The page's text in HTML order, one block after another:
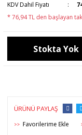
KDV Dahil Fiyatı
* 76,94 TL den başlayan
Stokta Yok
ÜRÜNÜ PAYLAŞ
>>